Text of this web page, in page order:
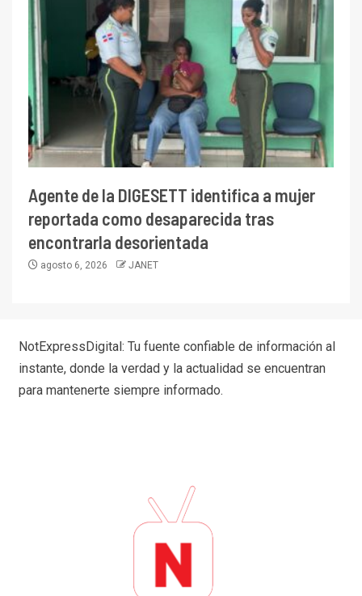
Agente de la DIGESETT identifica a mujer
reportada como desaparecida tras
encontrarla desorientada
agosto 6, 2026 JANET
NotExpressDigital: Tu fuente confiable de información al
instante, donde la verdad y la actualidad se encuentran
para mantenerte siempre informado.